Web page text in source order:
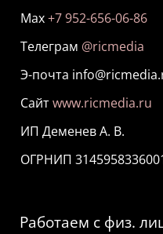
Мах+7 952-656-06-86
Телеграм @ricmedia
Э-почта
Сайтwww.ricmedia.ru
ИП Деменев А. В.
ОГРНИП
Работаем с физ.